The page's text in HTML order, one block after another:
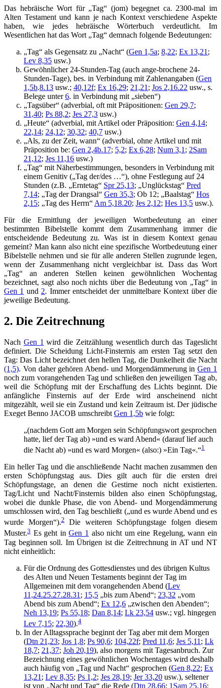
Das hebräische Wort für „Tag“ (jom) begegnet ca. 2300-mal im
Alten Testament und kann je nach Kontext verschiedene Aspekte
haben, wie jedes hebräische Wörterbuch verdeutlicht. Im
Wesentlichen hat das Wort „Tag“ demnach folgende Bedeutungen:
„Tag“ als Gegensatz zu „Nacht“ (Gen 1,5a; 8,22; Ex 13,21 ;
Lev 8,35 usw.)
Gewöhnlicher 24-Stunden-Tag (auch ange-brochene 24-
Stunden-Tage), bes. in Verbindung mit Zahlenangaben (Gen
1,5b.8.13 usw.; 40,12f; Ex 16,29; 21,21 ; Jos 2,16.22 usw., s.
Belege unter6. in Verbindung mit „sieben“)
„Tagsüber“ (adverbial, oft mit Präpositionen: Gen 29,7;
31,40; Ps 88,2; Jes 27,3 usw.)
„Heute“ (adverbial, mit Artikel oder Präposition: Gen 4,14;
22,14; 24,12; 30,32; 40,7 usw.)
„Als, zu der Zeit, wann“ (adverbial, ohne Artikel und mit
Präposition be: Gen 2,4b.17; 5,2; Ex 6,28; Num 3,1 ; 2Sam
21,12; Jes 11,16 usw.)
„Tag“ mit Näherbestimmungen, besonders in Verbindung mit
einem Genitiv („Tag der/des …“), ohne Festlegung auf 24
Stunden (z.B. „Erntetag“ Spr 25,13; „Unglückstag“ Pred
7,14; „Tag der Drangsal“ Gen 35,3; Ob 12; „Baalstag“ Hos
2,15; „Tag des Herrn“ Am 5,18.20; Jes 2,12; Hes 13,5 usw.).
Für die Ermittlung der jeweiligen Wortbedeutung an einer
bestimmten Bibelstelle kommt dem Zusammenhang immer die
entscheidende Bedeutung zu. Was ist in diesem Kontext genau
gemeint? Man kann also nicht eine spezifische Wortbedeutung einer
Bibelstelle nehmen und sie für alle anderen Stellen zugrunde legen,
wenn der Zusammenhang nicht vergleichbar ist. Dass das Wort
„Tag“ an anderen Stellen keinen gewöhnlichen Wochentag
bezeichnet, sagt also noch nichts über die Bedeutung von „Tag“ in
Gen 1 und 2. Immer entscheidet der unmittelbare Kontext über die
jeweilige Bedeutung.
2. Die Zeitrechnung
Nach Gen 1 wird die Zeitzählung wesentlich durch das Tageslicht
definiert. Die Scheidung Licht-Finsternis am ersten Tag setzt den
Tag: Das Licht bezeichnet den hellen Tag, die Dunkelheit die Nacht
(1,5). Von daher gehören Abend- und Morgendämmerung inGen 1
noch zum vorangehenden Tag und schließen den jeweiligen Tag ab,
weil die Schöpfung mit der Erschaffung des Lichts beginnt. Die
anfängliche Finsternis auf der Erde wird anscheinend nicht
mitgezählt, weil sie ein Zustand und kein Zeitraum ist. Der jüdische
Exeget Benno JACOB umschreibt Gen 1,5b wie folgt:
„(nachdem Gott am Morgen sein Schöpfungswort gesprochen
hatte, lief der Tag ab) »und es ward Abend« (darauf lief auch
die Nacht ab) »und es ward Morgen« (also:) »Ein Tag«.“1
Ein heller Tag und die anschließende Nacht machen zusammen den
ersten Schöpfungstag aus. Dies gilt auch für die ersten drei
Schöpfungstage, an denen die Gestirne noch nicht existierten.
Tag/Licht und Nacht/Finsternis bilden also einen Schöpfungstag,
wobei die dunkle Phase, die von Abend- und Morgendämmerung
umschlossen wird, den Tag beschließt („und es wurde Abend und es
wurde Morgen“).2Die weiteren Schöpfungstage folgen diesem
Muster.3 Es geht inGen 1 also nicht um eine Regelung, wann ein
Tag beginnen soll. Im Übrigen ist die Zeitrechnung in AT und NT
nicht einheitlich:
Für die Ordnung des Gottesdienstes und des übrigen Kultus
des Alten und Neuen Testaments beginnt der Tag im
Allgemeinen mit dem vorangehenden Abend (Lev
11,24.25.27.28.31 ; 15,5 „bis zum Abend“; 23,32 „vom
Abend bis zum Abend“; Ex 12,6 „zwischen den Abenden“;
Neh 13,19; Ps 55,18; Dan 8,14; Lk 23,54 usw.; vgl. hingegen
Lev 7,15; 22,30).4
In der Alltagssprache beginnt der Tag aber mit dem Morgen
(Dtn 21,23; Jos 1,8; Ps 90,6; 104,22f; Pred 11,6; Jes 5,11 ; Lk
18,7; 21,37; Joh 20,19), also morgens mit Tagesanbruch. Zur
Bezeichnung eines gewöhnlichen Wochentages wird deshalb
auch häufig von „Tag und Nacht“ gesprochen (Gen 8,22; Ex
13,21 ; Lev 8,35; Ps 1,2; Jes 28,19; Jer 33,20 usw.), seltener
ist von „Nacht und Tag“ die Rede (Dtn 28,66; 1Sam 25,16;